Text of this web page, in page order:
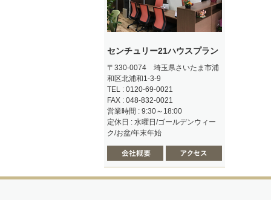
センチュリー21ハウスプラン
〒330-0074 埼玉県さいたま市浦
和区北浦和1-3-9
TEL : 0120-69-0021
FAX : 048-832-0021
営業時間 : 9:30～18:00
定休日 : 水曜日/ゴールデンウィー
ク/お盆/年末年始